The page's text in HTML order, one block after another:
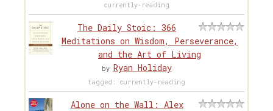
currently-reading
The Daily Stoic: 366
Meditations on Wisdom, Perseverance,
and the Art of Living
by Ryan Holiday
tagged: currently-reading
Alone on the Wall: Alex